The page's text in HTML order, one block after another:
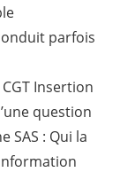
parfois
CGT Insertion
question
SAS : Qui la